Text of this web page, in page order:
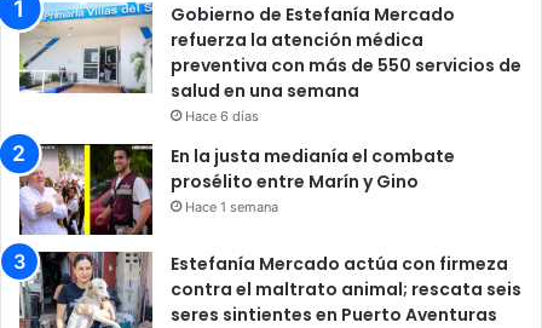
Gobierno de Estefanía Mercado
refuerza la atención médica
preventiva con más de 550 servicios de
salud en una semana
Hace 6 días
En la justa medianía el combate
prosélito entre Marín y Gino
Hace 1 semana
Estefanía Mercado actúa con firmeza
contra el maltrato animal; rescata seis
seres sintientes en Puerto Aventuras